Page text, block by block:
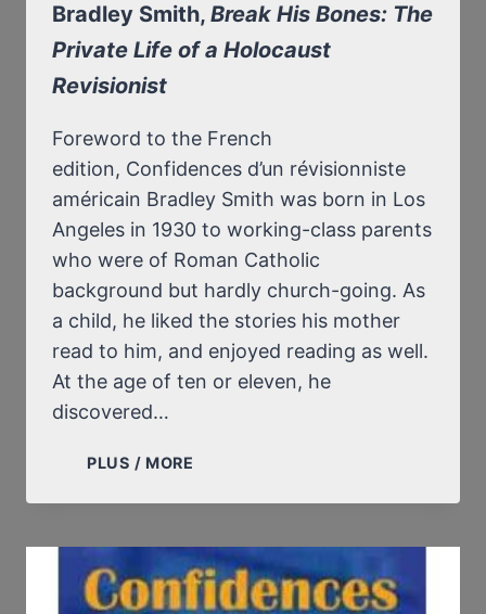
Bradley Smith, Break His Bones: The
Private Life of a Holocaust
Revisionist
Foreword to the French
edition, Confidences d’un révisionniste
américain Bradley Smith was born in Los
Angeles in 1930 to working-class parents
who were of Roman Catholic
background but hardly church-going. As
a child, he liked the stories his mother
read to him, and enjoyed reading as well.
At the age of ten or eleven, he
discovered…
PLUS / MORE
BREAK
BONES:
THE
PRIVATE